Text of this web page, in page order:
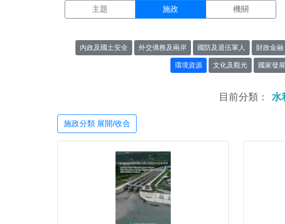
主題 施政 機關
內政及國土安全 外交僑務及兩岸 國防及退伍軍人 財政金融
環境資源 文化及觀光 國家發
目前分類： 水
施政分類 展開/收合